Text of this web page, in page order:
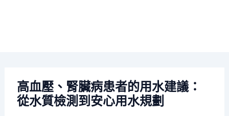
高血壓、腎臟病患者的用水建議：
從水質檢測到安心用水規劃